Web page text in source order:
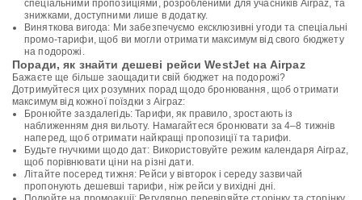
спеціальними пропозиціями, розробленими для учасників Airpaz, та
знижками, доступними лише в додатку.
Виняткова вигода: Ми забезпечуємо ексклюзивні угоди та спеціальні
промо-тарифи, щоб ви могли отримати максимум від свого бюджету
на подорожі.
Поради, як знайти дешеві рейси WestJet на Airpaz
Бажаєте ще більше заощадити свій бюджет на подорожі?
Дотримуйтеся цих розумних порад щодо бронювання, щоб отримати
максимум від кожної поїздки з Airpaz:
Бронюйте заздалегідь: Тарифи, як правило, зростають із
наближенням дня вильоту. Намагайтеся бронювати за 4–8 тижнів
наперед, щоб отримати найкращі пропозиції та тарифи.
Будьте гнучкими щодо дат: Використовуйте режим календаря Airpaz,
щоб порівнювати ціни на різні дати.
Літайте посеред тижня: Рейси у вівторок і середу зазвичай
пропонують дешевші тарифи, ніж рейси у вихідні дні.